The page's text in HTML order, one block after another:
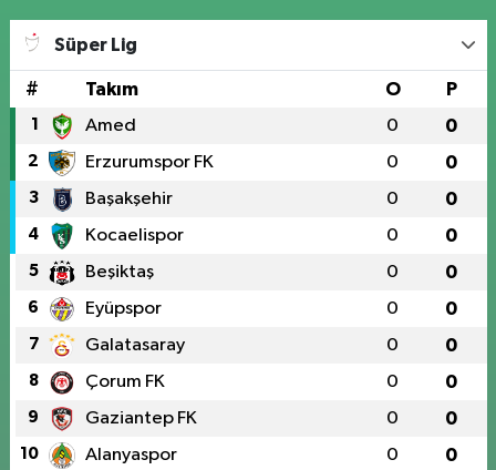
Süper Lig
# Takım O P
1 Amed 0 0
2 Erzurumspor FK 0 0
3 Başakşehir 0 0
4 Kocaelispor 0 0
5 Beşiktaş 0 0
6 Eyüpspor 0 0
7 Galatasaray 0 0
8 Çorum FK 0 0
9 Gaziantep FK 0 0
10 Alanyaspor 0 0